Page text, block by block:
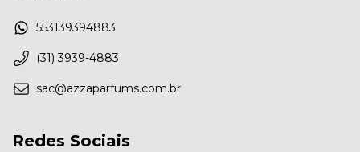
553139394883
(31) 3939-4883
sac@azzaparfums.com.br
Redes Sociais